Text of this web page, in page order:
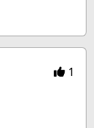
1